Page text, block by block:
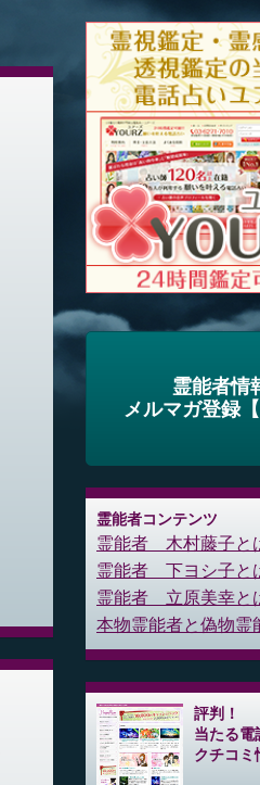
霊能者情
メルマガ登録【
霊能者コンテンツ
霊能者 木村藤子と
霊能者 下ヨシ子と
霊能者 立原美幸と
本物霊能者と偽物霊
評判！
当たる電
クチコミ